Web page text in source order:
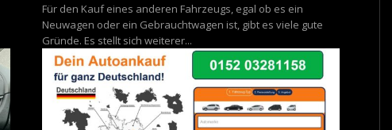
Für den Kauf eines anderen Fahrzeugs, egal ob es ein
Neuwagen oder ein Gebrauchtwagen ist, gibt es viele gute
Gründe. Es stellt sich weiterer...